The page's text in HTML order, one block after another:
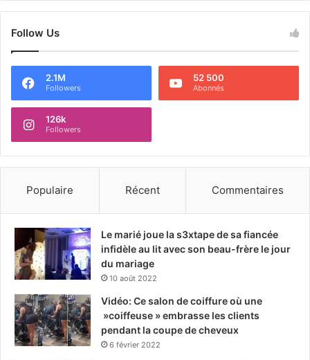
Follow Us
2.1M
Followers
52 500
Abonnés
126k
Followers
Populaire Récent Commentaires
Le marié joue la s3xtape de sa fiancée
infidèle au lit avec son beau-frère le jour
du mariage
10 août 2022
Vidéo: Ce salon de coiffure où une
»coiffeuse » embrasse les clients
pendant la coupe de cheveux
6 février 2022